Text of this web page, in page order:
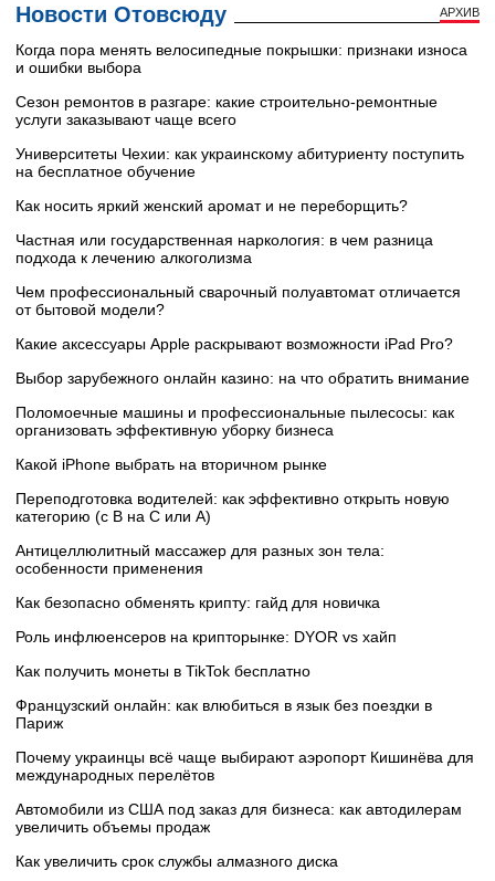
Новости Отовсюду АРХИВ
Когда пора менять велосипедные покрышки: признаки износа
и ошибки выбора
Сезон ремонтов в разгаре: какие строительно-ремонтные
услуги заказывают чаще всего
Университеты Чехии: как украинскому абитуриенту поступить
на бесплатное обучение
Как носить яркий женский аромат и не переборщить?
Частная или государственная наркология: в чем разница
подхода к лечению алкоголизма
Чем профессиональный сварочный полуавтомат отличается
от бытовой модели?
Какие аксессуары Apple раскрывают возможности iPad Pro?
Выбор зарубежного онлайн казино: на что обратить внимание
Поломоечные машины и профессиональные пылесосы: как
организовать эффективную уборку бизнеса
Какой iPhone выбрать на вторичном рынке
Переподготовка водителей: как эффективно открыть новую
категорию (с B на C или А)
Антицеллюлитный массажер для разных зон тела:
особенности применения
Как безопасно обменять крипту: гайд для новичка
Роль инфлюенсеров на крипторынке: DYOR vs хайп
Как получить монеты в TikTok бесплатно
Французский онлайн: как влюбиться в язык без поездки в
Париж
Почему украинцы всё чаще выбирают аэропорт Кишинёва для
международных перелётов
Автомобили из США под заказ для бизнеса: как автодилерам
увеличить объемы продаж
Как увеличить срок службы алмазного диска